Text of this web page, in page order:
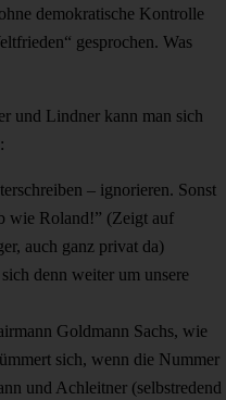
demokratische Kontrolle
gesprochen. Was
und Lindner kann man sich
– ignorieren. Sonst
wie Roland!” (Zeigt auf
auch ganz privat da)
denn weiter um unsere
Goldmann Sachs, wie
sich, wenn die Nummer
und Achleitner (selbstredend